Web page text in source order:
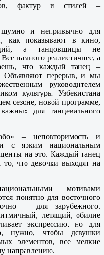
фактур и стилей –
и непривычно для
как показывают в кино,
а танцовщицы не
намного реалистичнее, а
что каждый танец –
Объявляют перерыв, и мы
руководителем
культуры Узбекистана
сезоне, новой программе,
для танцевального
– неповторимость и
с ярким национальным
на это. Каждый танец
то, что девочки выходят на
мотивами
понятно для восточного
– для зарубежного.
летящий, обилие
экспрессию, но для
нужно, чтобы девушки
элементов, все мелкие
направлению.